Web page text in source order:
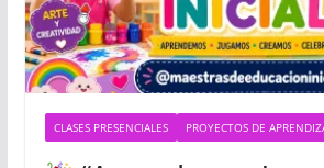
CLASES PRESENCIALES PROYECTOS DE